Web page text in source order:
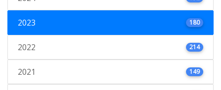
2023 180
2022 214
2021 149